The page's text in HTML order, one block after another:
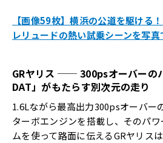
【画像59枚】横浜の公道を駆ける
レリュードの熱い試乗シーンを写
GRヤリス ── 300psオーバーの
DAT」がもたらす別次元の走り
1.6Lながら最高出力300psオーバー
ターボエンジンを搭載し、そのパ
ムを使って路面に伝えるGRヤリス